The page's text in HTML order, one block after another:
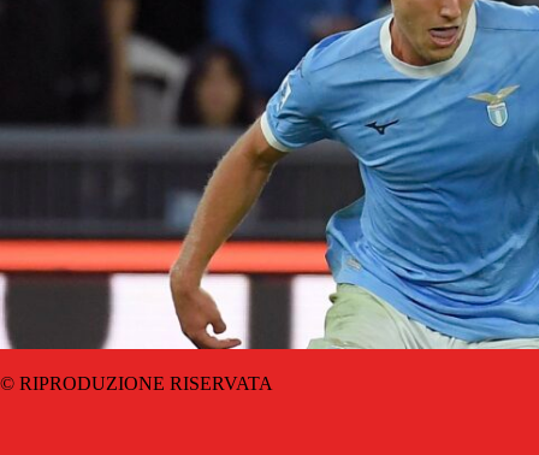
© RIPRODUZIONE RISERVATA